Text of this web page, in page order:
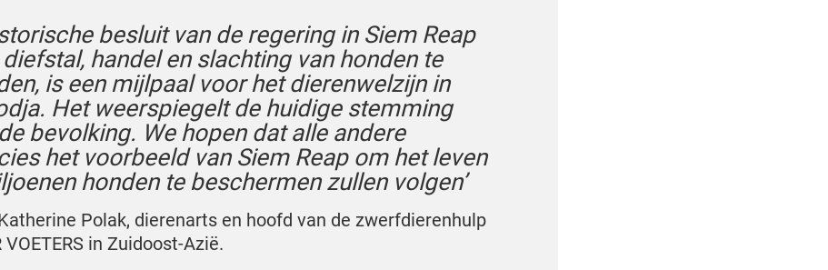
besluit van de regering in Siem Reap
handel en slachting van honden te
is een mijlpaal voor het dierenwelzijn in
Het weerspiegelt de huidige stemming
bevolking. We hopen dat alle andere
het voorbeeld van Siem Reap om het leven
honden te beschermen zullen volgen’
Polak, dierenarts en hoofd van de zwerfdierenhulp
VOETERS in Zuidoost-Azië.